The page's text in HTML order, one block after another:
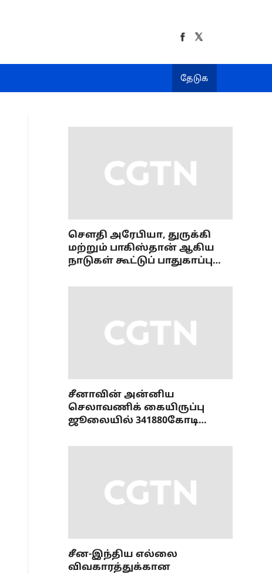
தேடுக
செளதி அரேபியா, துருக்கி
மற்றும் பாகிஸ்தான் ஆகிய
நாடுகள் கூட்டுப் பாதுகாப்பு
சீனாவின் அன்னிய
செலாவணிக் கையிருப்பு
ஜூலையில் 341880கோடி
சீன-இந்திய எல்லை
விவகாரத்துக்கான